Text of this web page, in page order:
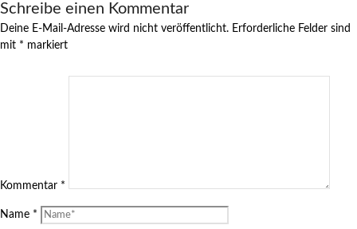
Schreibe einen Kommentar
Deine E-Mail-Adresse wird nicht veröffentlicht. Erforderliche Felder sind
mit * markiert
Kommentar *
Name *